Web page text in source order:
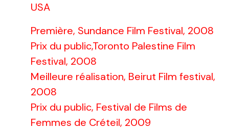
USA
Première, Sundance Film Festival, 2008
Prix du public,Toronto Palestine Film
Festival, 2008
Meilleure réalisation, Beirut Film festival,
2008
Prix du public, Festival de Films de
Femmes de Créteil, 2009